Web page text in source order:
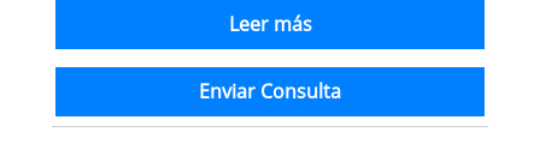
Leer más
Enviar Consulta